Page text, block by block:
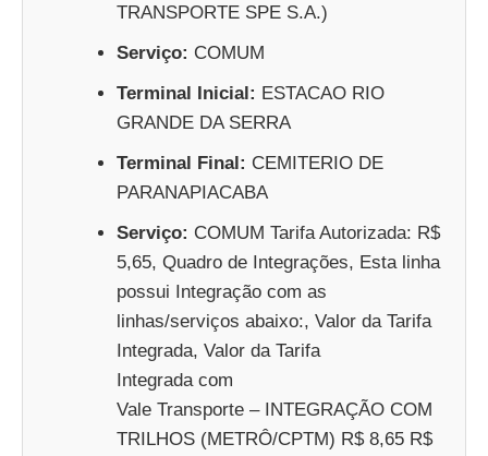
TRANSPORTE SPE S.A.)
Serviço: COMUM
Terminal Inicial: ESTACAO RIO
GRANDE DA SERRA
Terminal Final: CEMITERIO DE
PARANAPIACABA
Serviço: COMUM Tarifa Autorizada: R$
5,65, Quadro de Integrações, Esta linha
possui Integração com as
linhas/serviços abaixo:, Valor da Tarifa
Integrada, Valor da Tarifa
Integrada com
Vale Transporte – INTEGRAÇÃO COM
TRILHOS (METRÔ/CPTM) R$ 8,65 R$